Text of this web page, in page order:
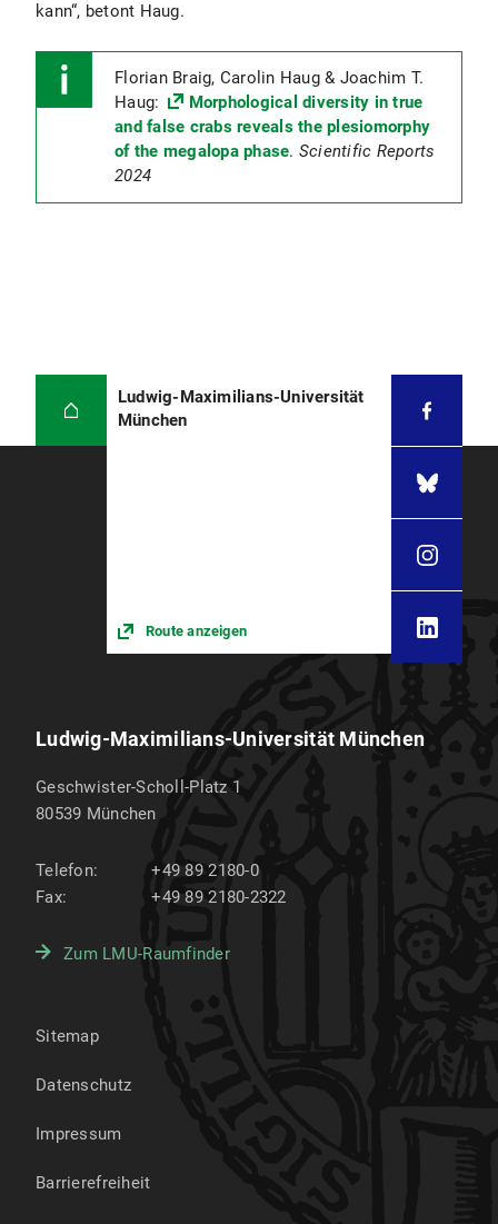
kann“, betont Haug.
Florian Braig, Carolin Haug & Joachim T.
Haug:
Morphological diversity in true
and false crabs reveals the plesiomorphy
of the megalopa phase. Scientific Reports
2024
Ludwig-Maximilians-Universität
München
Route anzeigen
Ludwig-Maximilians-Universität München
Geschwister-Scholl-Platz 1
80539 München
Telefon:
+49 89 2180-0
Fax:
+49 89 2180-2322
Zum LMU-Raumfinder
Sitemap
Datenschutz
Impressum
Barrierefreiheit